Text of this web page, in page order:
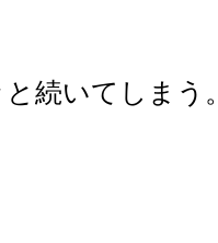
続いてしまう。